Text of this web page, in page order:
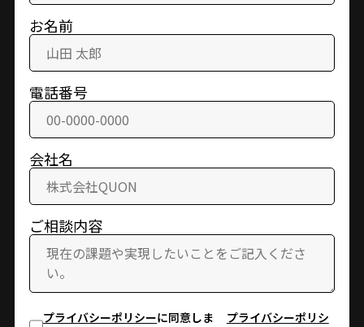
お名前
電話番号
会社名
ご相談内容
プライバシーポリシーに同意しま
プライバシーポリシ